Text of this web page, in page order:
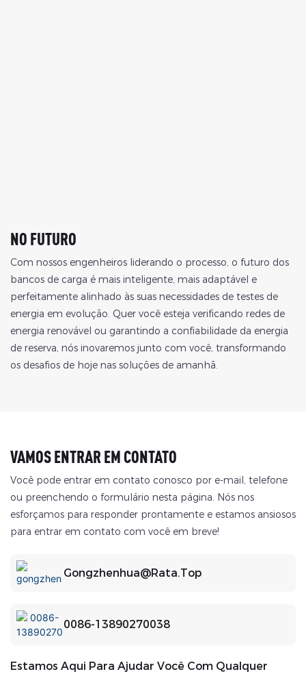
NO FUTURO
Com nossos engenheiros liderando o processo, o futuro dos
bancos de carga é mais inteligente, mais adaptável e
perfeitamente alinhado às suas necessidades de testes de
energia em evolução. Quer você esteja verificando redes de
energia renovável ou garantindo a confiabilidade da energia
de reserva, nós inovaremos junto com você, transformando
os desafios de hoje nas soluções de amanhã.
VAMOS ENTRAR EM CONTATO
Você pode entrar em contato conosco por e-mail, telefone
ou preenchendo o formulário nesta página. Nós nos
esforçamos para responder prontamente e estamos ansiosos
para entrar em contato com você em breve!
Gongzhenhua@rata.top
0086-13890270038
Estamos Aqui Para Ajudar Você Com Qualquer